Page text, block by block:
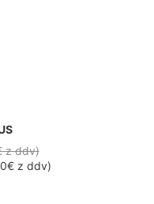
z ddv)
z ddv)